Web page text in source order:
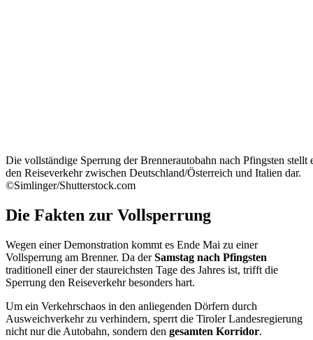
Die vollständige Sperrung der Brennerautobahn nach Pfingsten stellt
den Reiseverkehr zwischen Deutschland/Österreich und Italien dar.
©Simlinger/Shutterstock.com
Die Fakten zur Vollsperrung
Wegen einer Demonstration kommt es Ende Mai zu einer
Vollsperrung am Brenner. Da derSamstag nach Pfingsten
traditionell einer der staureichsten Tage des Jahres ist, trifft die
Sperrung den Reiseverkehr besonders hart.
Um ein Verkehrschaos in den anliegenden Dörfern durch
Ausweichverkehr zu verhindern, sperrt die Tiroler Landesregierung
nicht nur die Autobahn, sondern den gesamten Korridor.